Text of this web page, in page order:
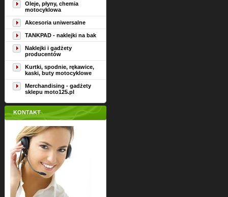
Oleje, płyny, chemia
motocyklowa
Akcesoria uniwersalne
TANKPAD - naklejki na bak
Naklejki i gadżety
producentów
Kurtki, spodnie, rękawice,
kaski, buty motocyklowe
Merchandising - gadżety
sklepu moto125.pl
KONTAKT